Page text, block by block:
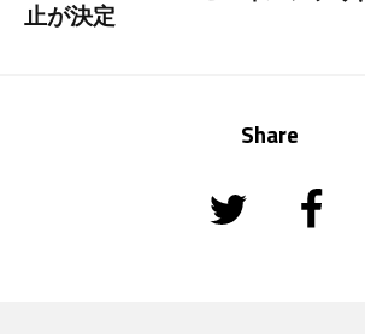
止が決定
Share